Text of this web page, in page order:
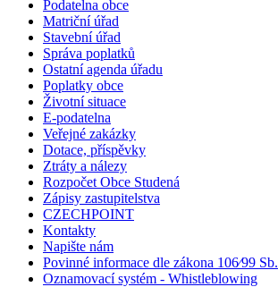
Podatelna obce
Matriční úřad
Stavební úřad
Správa poplatků
Ostatní agenda úřadu
Poplatky obce
Životní situace
E-podatelna
Veřejné zakázky
Dotace, příspěvky
Ztráty a nálezy
Rozpočet Obce Studená
Zápisy zastupitelstva
CZECHPOINT
Kontakty
Napište nám
Povinné informace dle zákona 106⁄99 Sb.
Oznamovací systém - Whistleblowing